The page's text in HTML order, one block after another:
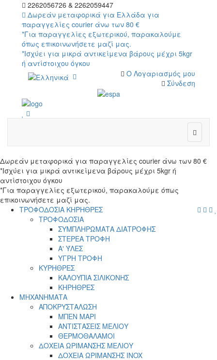
2262056726 & 2262059447
Δωρεάν μεταφορικά για Ελλάδα για
παραγγελίες courier άνω των 80 €
*Για παραγγελίες εξωτερικού, παρακαλούμε
όπως επικοινωνήσετε μαζί μας.
*Ισχύει για μικρά αντικείμενα βάρους μέχρι 5kgr
ή αντίστοιχου όγκου
Ο Λογαριασμός μου
Σύνδεση
wish
cart
wish
Δωρεάν μεταφορικά για παραγγελίες courier άνω των 80 €
*Ισχύει για μικρά αντικείμενα βάρους μέχρι 5kgr ή
αντίστοιχου όγκου
*Για παραγγελίες εξωτερικού, παρακαλούμε όπως
επικοινωνήσετε μαζί μας.
menu
search
cart
ΤΡΟΦΟΔΟΣΙΑ ΚΗΡΗΘΡΕΣ
ΤΡΟΦΟΔΟΣΙΑ
ΣΥΜΠΛΗΡΩΜΑΤΑ ΔΙΑΤΡΟΦΗΣ
ΣΤΕΡΕΑ ΤΡΟΦΗ
Α' ΎΛΕΣ
ΥΓΡΗ ΤΡΟΦΗ
ΚΥΡΗΘΡΕΣ
ΚΑΛΟΥΠΙΑ ΣΙΛΙΚΟΝΗΣ
ΚΗΡΗΘΡΕΣ
ΜΗΧΑΝΗΜΑΤΑ
ΑΠΟΚΡΥΣΤΑΛΩΣΗ
ΜΠΕΝ ΜΑΡΙ
ΑΝΤΙΣΤΑΣΕΙΣ ΜΕΛΙΟΥ
ΘΕΡΜΟΘΑΛΑΜΟΙ
ΔΟΧΕΙΑ ΩΡΙΜΑΝΣΗΣ ΜΕΛΙΟΥ
ΔΟΧΕΙΑ ΩΡΙΜΑΝΣΗΣ INOX